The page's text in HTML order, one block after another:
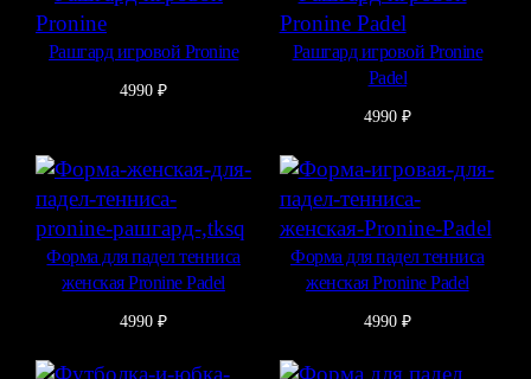
Рашгард игровой Pronine
4990₽
Рашгард игровой Pronine
Padel
4990 ₽
Форма для падел тенниса
женская Pronine Padel
4990₽
Форма для падел тенниса
женская Pronine Padel
4990 ₽